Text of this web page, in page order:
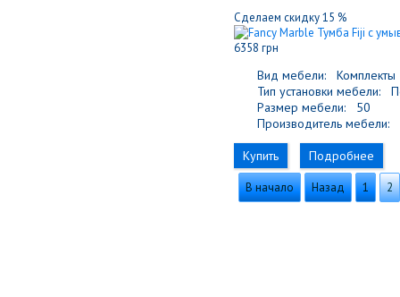
Сделаем скидку 15 %
6358 грн
Вид мебели:
Комплекты
Тип установки мебели:
Размер мебели:
50
Производитель мебели:
Купить
Подробнее
В начало Назад 1 2